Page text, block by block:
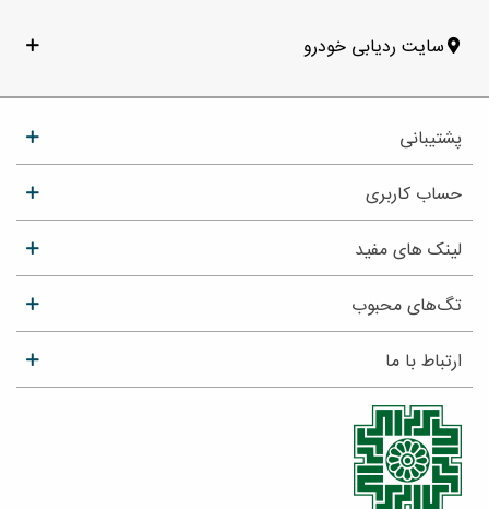
سایت ردیابی خودرو
پشتیبانی
حساب کاربری
لینک های مفید
تگ‌های محبوب
ارتباط با ما